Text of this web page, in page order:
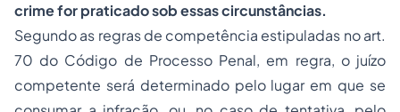
crime for praticado sob essas circunstâncias.
Segundo as regras de competência estipuladas no art.
70 do Código de ProcessoPenal, em regra, o juízo
competente será determinado pelo lugar em que se